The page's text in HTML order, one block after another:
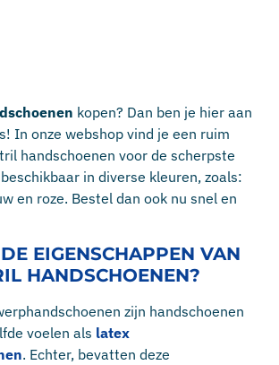
kopen? Dan ben je hier aan
In onze webshop vind je een ruim
handschoenen voor de scherpste
in diverse kleuren, zoals:
en roze. Bestel dan ook nu snel en
EIGENSCHAPPEN VAN
HANDSCHOENEN?
zijn handschoenen
voelen als latex
. Echter, bevatten deze